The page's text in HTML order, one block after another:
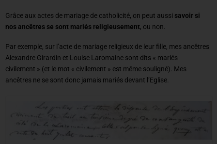
Grâce aux actes de mariage de catholicité, on peut aussi savoir si
nos ancêtres se sont mariés religieusement, ou non.
Par exemple, sur l’acte de mariage religieux de leur fille, mes ancêtres
Alexandre Girardin et Louise Laromaine sont dits « mariés
civilement » (et le mot « civilement » est même souligné). Mes
ancêtres ne se sont donc jamais mariés devant l’Eglise.